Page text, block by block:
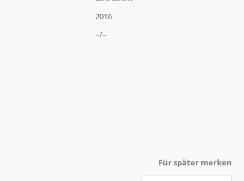
2016
–/–
Für später merken